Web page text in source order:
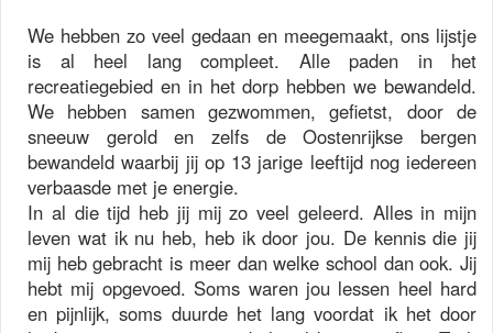
We hebben zo veel gedaan en meegemaakt, ons lijstje
is al heel lang compleet. Alle paden in het
recreatiegebied en in het dorp hebben we bewandeld.
We hebben samen gezwommen, gefietst, door de
sneeuw gerold en zelfs de Oostenrijkse bergen
bewandeld waarbij jij op 13 jarige leeftijd nog iedereen
verbaasde met je energie.
In al die tijd heb jij mij zo veel geleerd. Alles in mijn
leven wat ik nu heb, heb ik door jou. De kennis die jij
mij heb gebracht is meer dan welke school dan ook. Jij
hebt mij opgevoed. Soms waren jou lessen heel hard
en pijnlijk, soms duurde het lang voordat ik het door